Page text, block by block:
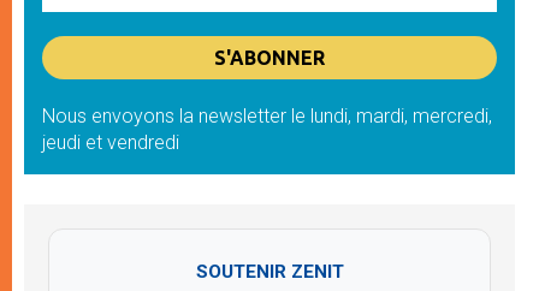
Nous envoyons la newsletter le lundi, mardi, mercredi,
jeudi et vendredi
SOUTENIR ZENIT